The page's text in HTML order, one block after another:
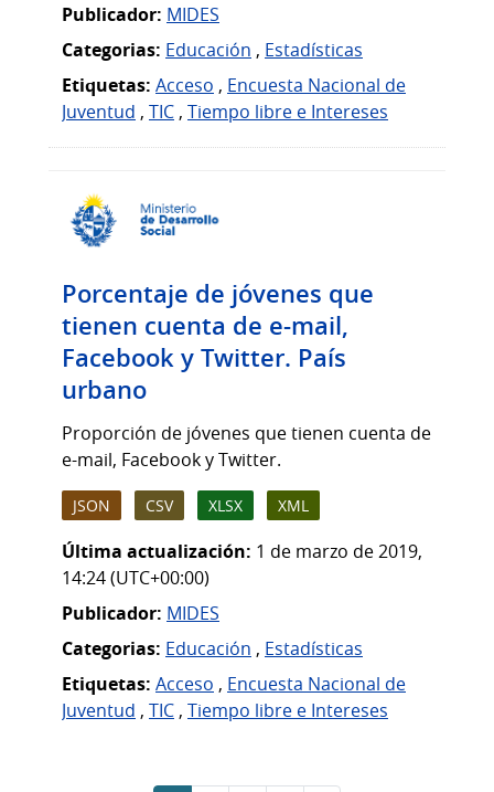
Publicador: MIDES
Categorias: Educación , Estadísticas
Etiquetas: Acceso , Encuesta Nacional de
Juventud , TIC , Tiempo libre e Intereses
Porcentaje de jóvenes que
tienen cuenta de e-mail,
Facebook y Twitter. País
urbano
Proporción de jóvenes que tienen cuenta de
e-mail, Facebook y Twitter.
JSON CSV XLSX XML
Última actualización: 1 de marzo de 2019,
14:24 (UTC+00:00)
Publicador: MIDES
Categorias: Educación , Estadísticas
Etiquetas: Acceso , Encuesta Nacional de
Juventud , TIC , Tiempo libre e Intereses